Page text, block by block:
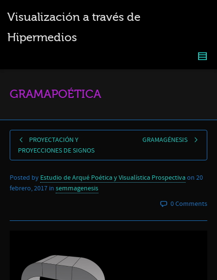
Visualización a través de
Hipermedios
GRAMAPOÉTICA
PROYECTACIÓN Y
PROYECCIONES DE SIGNOS
GRAMAGÉNESIS
Posted by Estudio de Arqué Poética y Visualística Prospectivaon 20
febrero, 2017 in semmagenesis
0 Comments